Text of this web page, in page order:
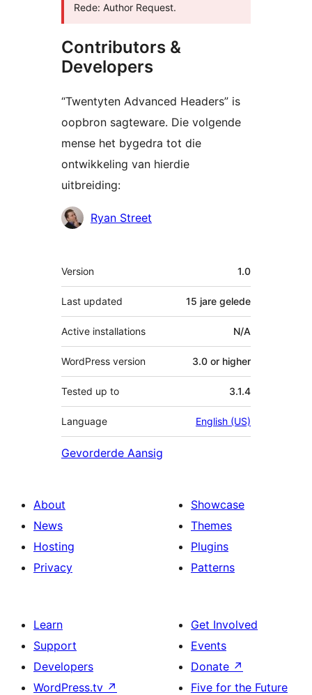
Rede: Author Request.
Contributors &
Developers
“Twentyten Advanced Headers” is
oopbron sagteware. Die volgende
mense het bygedra tot die
ontwikkeling van hierdie
uitbreiding:
Contributors
Ryan Street
Meta
Version 1.0
Last updated 15 jare gelede
Active installations N/A
WordPress version 3.0 or higher
Tested up to 3.1.4
Language English (US)
Gevorderde Aansig
About
News
Hosting
Privacy
Showcase
Themes
Plugins
Patterns
Learn
Support
Developers
WordPress.tv ↗
Get Involved
Events
Donate ↗
Five for the Future